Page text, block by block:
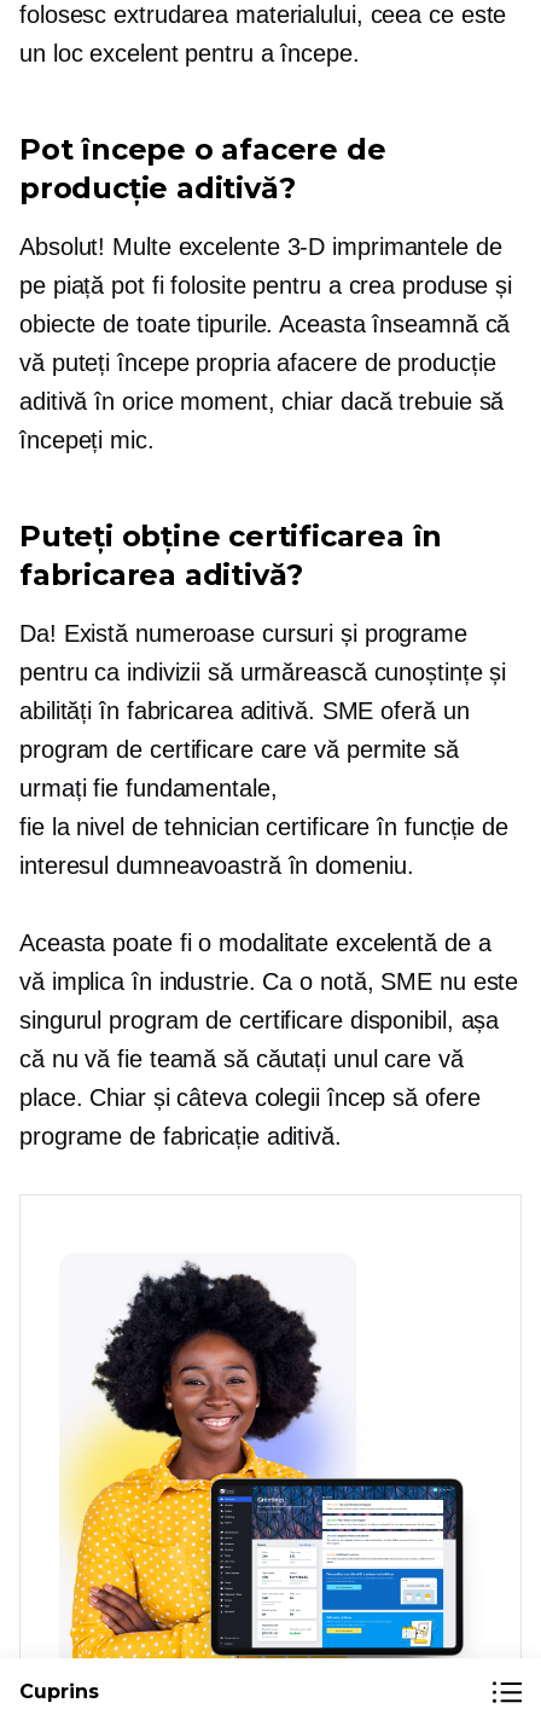
folosesc extrudarea materialului, ceea ce este
un loc excelent pentru a începe.
Pot începe o afacere de
producție aditivă?
Absolut! Multe excelente 3-D imprimantele de
pe piață pot fi folosite pentru a crea produse și
obiecte de toate tipurile. Aceasta înseamnă că
vă puteți începe propria afacere de producție
aditivă în orice moment, chiar dacă trebuie să
începeți mic.
Puteți obține certificarea în
fabricarea aditivă?
Da! Există numeroase cursuri și programe
pentru ca indivizii să urmărească cunoștințe și
abilități în fabricarea aditivă. SME oferă un
program de certificare care vă permite să
urmați fie fundamentale,
fie la nivel de tehnician certificare în funcție de
interesul dumneavoastră în domeniu.
Aceasta poate fi o modalitate excelentă de a
vă implica în industrie. Ca o notă, SME nu este
singurul program de certificare disponibil, așa
că nu vă fie teamă să căutați unul care vă
place. Chiar și câteva colegii încep să ofere
programe de fabricație aditivă.
Cuprins